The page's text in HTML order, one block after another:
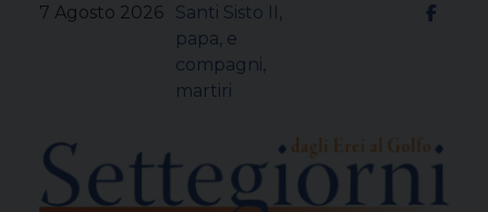
7 Agosto 2026
Santi Sisto II,
papa, e
compagni,
martiri